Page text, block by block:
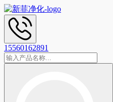
15560162891